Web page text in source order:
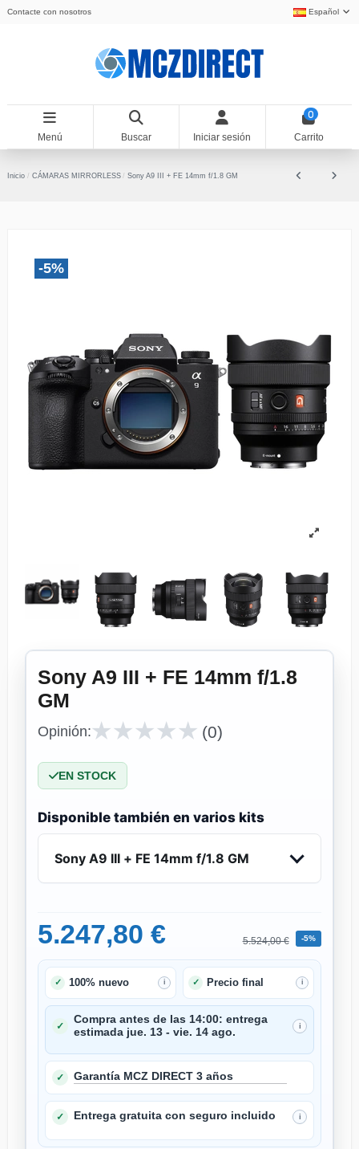
Contacte con nosotros Español
Menú Buscar Iniciar sesión
0
Carrito
Inicio CÁMARAS MIRRORLESS Sony A9 III + FE 14mm f/1.8 GM
-5%
Sony A9 III + FE 14mm f/1.8
GM
Opinión:★
★★
★★
★★
★★
★ (0)
EN STOCK
Disponible también en varios kits
Sony A9 III + FE 14mm f/1.8 GM
5.247,80 € 5.524,00 € -5%
✓ 100% nuevo i ✓ Precio final i
✓
Compra antes de las 14:00: entrega
estimada jue. 13 - vie. 14 ago.
i
✓ Garantía MCZ DIRECT 3 años
✓ Entrega gratuita con seguro incluido i